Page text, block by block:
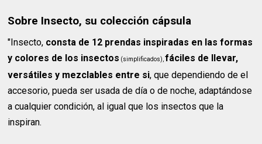
Sobre Insecto, su colección cápsula
"Insecto, consta de 12 prendas inspiradas en las formas
y colores de los insectos (simplificados),fáciles de llevar,
versátiles y mezclables entre si, que dependiendo de el
accesorio, pueda ser usada de día o de noche, adaptándose
a cualquier condición, al igual que los insectos que la
inspiran.